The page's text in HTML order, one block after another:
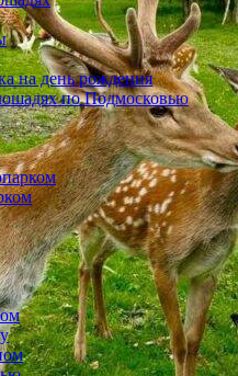
на день рождения
по Подмосковью